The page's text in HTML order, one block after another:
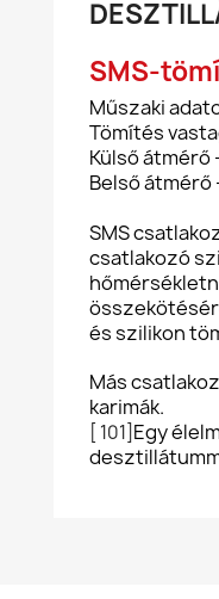
SMS-
Műszaki
Tömítés
Külső átmérő
Belső átmérő
SMS
csatlakozó
és szilikon
Más
karimák.
[ 101] Egy